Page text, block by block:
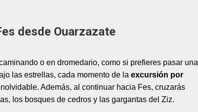
desde Ouarzazate
o en dromedario, como si prefieres pasar una
las estrellas, cada momento de la excursión por
Además, al continuar hacia Fes, cruzarás
los bosques de cedros y las gargantas del Ziz.